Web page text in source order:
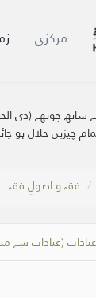
مرکزی
ساتھ چوتھے (ذی
چیزیں حلال ہو
فقہ و اصولِ فقہ
(عبادات